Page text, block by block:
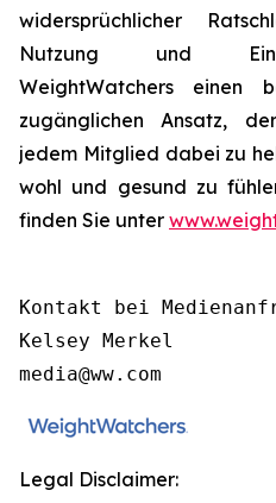
widersprüchlicher
Nutzung und
WeightWatchers einen
zugänglichen Ansatz,
jedem Mitglied dabei zu
wohl und gesund zu
finden Sie unter
Kontakt bei
Kelsey Merkel
media@ww.com
Legal Disclaimer: